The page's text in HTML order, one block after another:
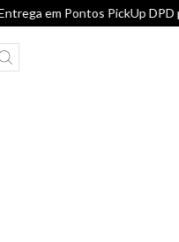
apenas 2,75€.